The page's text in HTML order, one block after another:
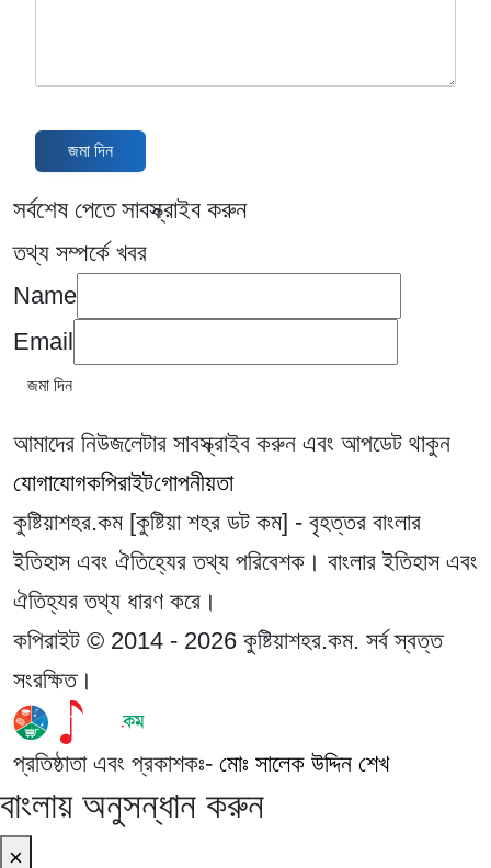
জমা দিন
সর্বশেষ পেতে সাবস্ক্রাইব করুন
তথ্য সম্পর্কে খবর
Name
Email
আমাদের নিউজলেটার সাবস্ক্রাইব করুন এবং আপডেট থাকুন
যোগাযোগকপিরাইটগোপনীয়তা
কুষ্টিয়াশহর.কম [কুষ্টিয়া শহর ডট কম] - বৃহত্তর বাংলার
ইতিহাস এবং ঐতিহ্যের তথ্য পরিবেশক। বাংলার ইতিহাস এবং
ঐতিহ্যর তথ্য ধারণ করে।
কপিরাইট © 2014 - 2026 কুষ্টিয়াশহর.কম. সর্ব স্বত্ত
সংরক্ষিত।
প্রতিষ্ঠাতা এবং প্রকাশকঃ- মোঃ সালেক উদ্দিন শেখ
বাংলায় অনুসন্ধান করুন
×